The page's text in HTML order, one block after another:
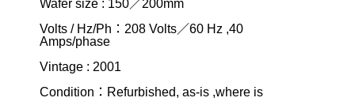
Wafer size : 150／200mm
Volts / Hz/Ph：208 Volts／60 Hz ,40
Amps/phase
Vintage : 2001
Condition：Refurbished, as-is ,where is